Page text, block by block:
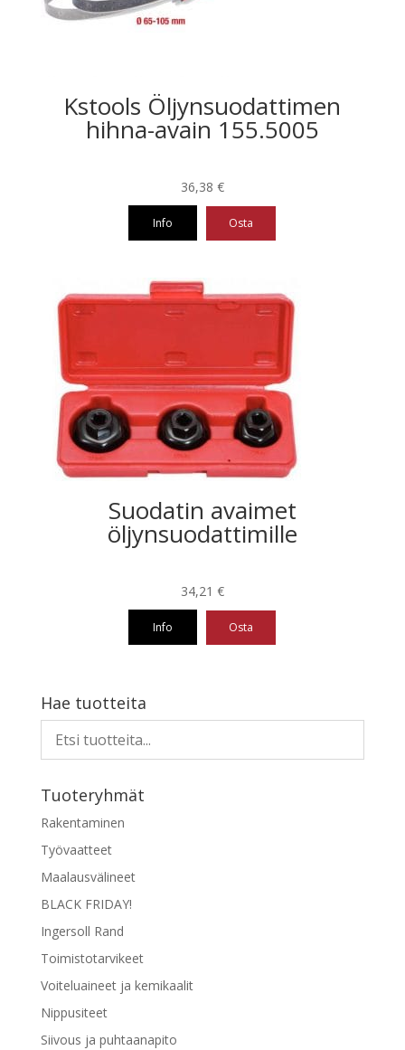
Kstools Öljynsuodattimen
hihna-avain 155.5005
36,38 €
Info Osta
Suodatin avaimet
öljynsuodattimille
34,21 €
Info Osta
Hae tuotteita
Tuoteryhmät
Rakentaminen
Työvaatteet
Maalausvälineet
BLACK FRIDAY!
Ingersoll Rand
Toimistotarvikeet
Voiteluaineet ja kemikaalit
Nippusiteet
Siivous ja puhtaanapito